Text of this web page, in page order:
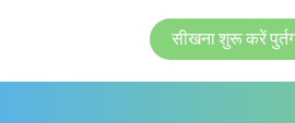
सीखना शुरू करें